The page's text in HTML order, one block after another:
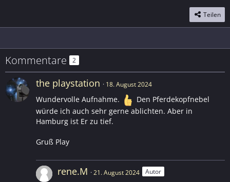
Teilen
Kommentare 2
the playstation 18. August 2024
Wundervolle Aufnahme.
Den Pferdekopfnebel
würde ich auch sehr gerne ablichten. Aber in
Hamburg ist Er zu tief.
Gruß Play
rene.M 21. August 2024 Autor